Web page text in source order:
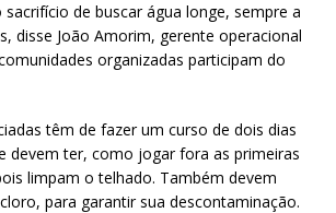
sacrifício de buscar água longe, sempre a
disse João Amorim, gerente operacional
organizadas participam do
têm de fazer um curso de dois dias
devem ter, como jogar fora as primeiras
limpam o telhado. Também devem
para garantir sua descontaminação.